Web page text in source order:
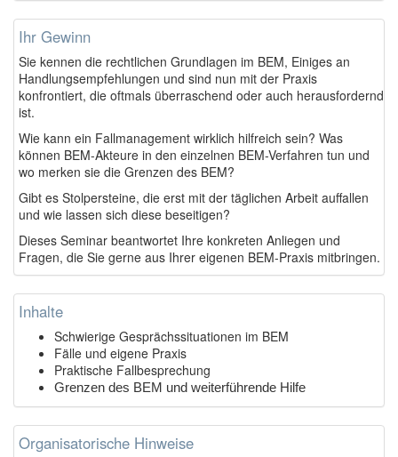
Ihr Gewinn
Sie kennen die rechtlichen Grundlagen im BEM, Einiges an
Handlungsempfehlungen und sind nun mit der Praxis
konfrontiert, die oftmals überraschend oder auch herausfordernd
ist.
Wie kann ein Fallmanagement wirklich hilfreich sein? Was
können BEM-Akteure in den einzelnen BEM-Verfahren tun und
wo merken sie die Grenzen des BEM?
Gibt es Stolpersteine, die erst mit der täglichen Arbeit auffallen
und wie lassen sich diese beseitigen?
Dieses Seminar beantwortet Ihre konkreten Anliegen und
Fragen, die Sie gerne aus Ihrer eigenen BEM-Praxis mitbringen.
Inhalte
Schwierige Gesprächssituationen im BEM
Fälle und eigene Praxis
Praktische Fallbesprechung
Grenzen des BEM und weiterführende Hilfe
Organisatorische Hinweise